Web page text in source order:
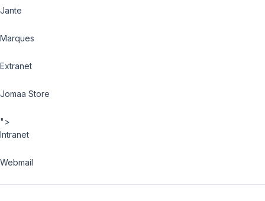
Jante
Marques
Extranet
Jomaa Store
">
Intranet
Webmail